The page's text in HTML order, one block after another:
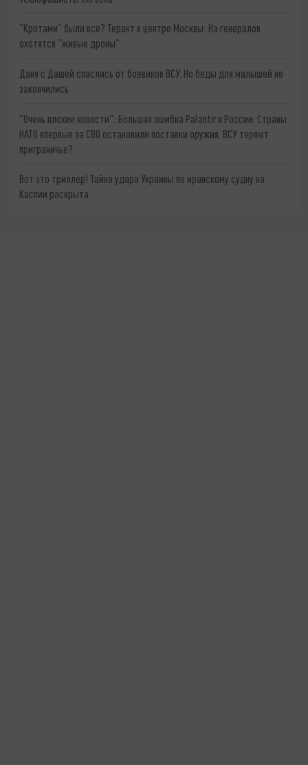
"Кротами" были все? Теракт в центре Москвы: На генералов
охотятся "живые дроны"
Даня с Дашей спаслись от боевиков ВСУ. Но беды для малышей не
закончились
"Очень плохие новости": Большая ошибка Palantir в России. Страны
НАТО впервые за СВО остановили поставки оружия. ВСУ теряют
приграничье?
Вот это триллер! Тайна удара Украины по иранскому судну на
Каспии раскрыта